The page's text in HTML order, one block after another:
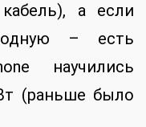
а если
– есть
научились
(раньше было